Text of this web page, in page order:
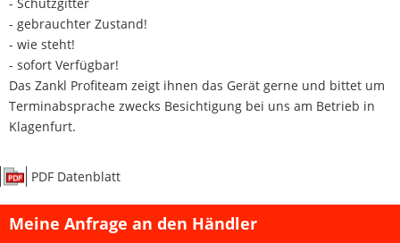
- gebrauchter Zustand!
- wie steht!
- sofort Verfügbar!
Das Zankl Profiteam zeigt ihnen das Gerät gerne und bittet um
Terminabsprache zwecks Besichtigung bei uns am Betrieb in
Klagenfurt.
PDF Datenblatt
Meine Anfrage an den Händler